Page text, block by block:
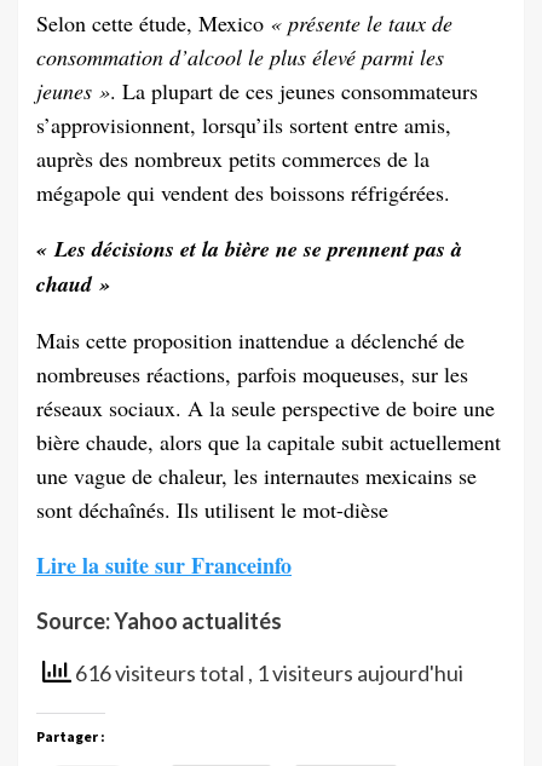
Selon cette étude, Mexico « présente le taux de
consommation d’alcool le plus élevé parmi les
jeunes ». La plupart de ces jeunes consommateurs
s’approvisionnent, lorsqu’ils sortent entre amis,
auprès des nombreux petits commerces de la
mégapole qui vendent des boissons réfrigérées.
« Les décisions et la bière ne se prennent pas à
chaud »
Mais cette proposition inattendue a déclenché de
nombreuses réactions, parfois moqueuses, sur les
réseaux sociaux. A la seule perspective de boire une
bière chaude, alors que la capitale subit actuellement
une vague de chaleur, les internautes mexicains se
sont déchaînés. Ils utilisent le mot-dièse
Lire la suite sur Franceinfo
Source: Yahoo actualités
616 visiteurs total , 1 visiteurs aujourd'hui
Partager :